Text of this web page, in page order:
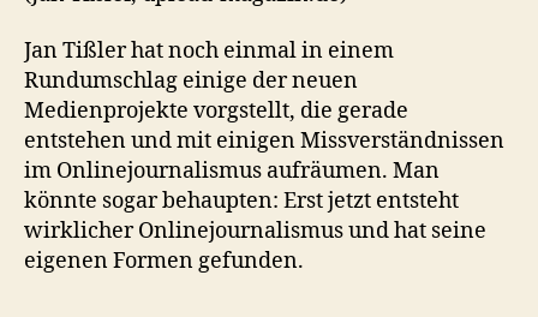
Jan Tißler hat noch einmal in einem
Rundumschlag einige der neuen
Medienprojekte vorgstellt, die gerade
entstehen und mit einigen Missverständnissen
im Onlinejournalismus aufräumen. Man
könnte sogar behaupten: Erst jetzt entsteht
wirklicher Onlinejournalismus und hat seine
eigenen Formen gefunden.